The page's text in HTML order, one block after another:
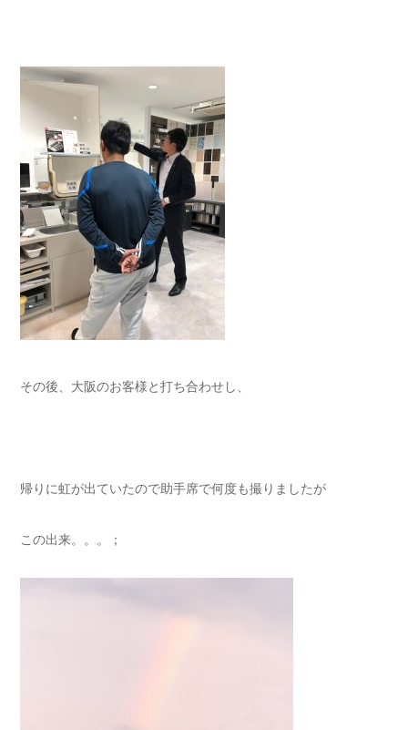
その後、大阪のお客様と打ち合わせし、
帰りに虹が出ていたので助手席で何度も撮りましたが
この出来。。。；